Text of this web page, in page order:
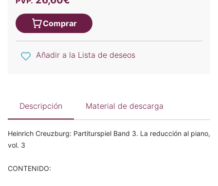
Comprar
Añadir a la Lista de deseos
Descripción Material de descarga
Heinrich Creuzburg: Partiturspiel Band 3. La reducción al piano,
vol. 3
CONTENIDO: